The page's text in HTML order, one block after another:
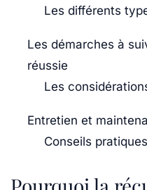
Les différents
Les démarches à
réussie
Les
Entretien et
Conseils